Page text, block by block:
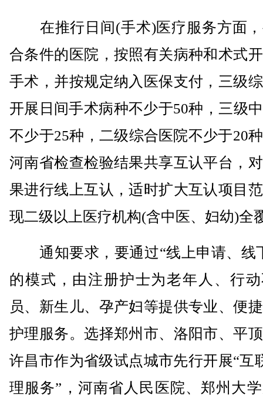
在推行日间(手术)医疗服务方面，
合条件的医院，按照有关病种和术式
手术，并按规定纳入医保支付，三级
开展日间手术病种不少于50种，三级
不少于25种，二级综合医院不少于20
河南省检查检验结果共享互认平台，
果进行线上互认，适时扩大互认项目
现二级以上医疗机构(含中医、妇幼)全
通知要求，要通过“线上申请、线
的模式，由注册护士为老年人、行
员、新生儿、孕产妇等提供专业、便
护理服务。选择郑州市、洛阳市、平
许昌市作为省级试点城市先行开展“互
理服务”，河南省人民医院、郑州大